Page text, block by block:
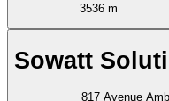
3536 m
Sowatt
817 Avenue